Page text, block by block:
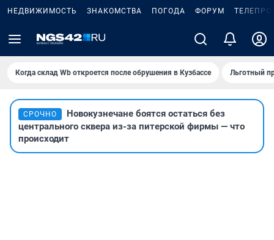
НЕДВИЖИМОСТЬ ЗНАКОМСТВА ПОГОДА ФОРУМ
Когда склад Wb откроется после обрушения в Кузбассе Льготный
СРОЧНО
Новокузнечане боятся остаться без
центрального сквера из-за питерской фирмы — что
происходит